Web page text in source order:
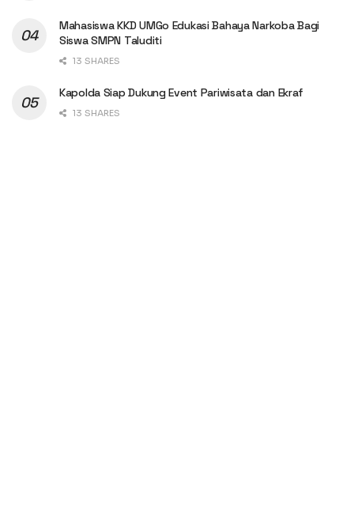
Mahasiswa KKD UMGo Edukasi Bahaya Narkoba Bagi
Siswa SMPN Taluditi
13 SHARES
Kapolda Siap Dukung Event Pariwisata dan Ekraf
13 SHARES